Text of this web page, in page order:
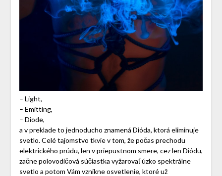
– Light,
– Emitting,
– Diode,
a v preklade to jednoducho znamená Dióda, ktorá eliminuje
svetlo. Celé tajomstvo tkvie v tom, že počas prechodu
elektrického prúdu, len v priepustnom smere, cez len Diódu,
začne polovodičová súčiastka vyžarovať úzko spektrálne
svetlo a potom Vám vznikne osvetlenie, ktoré už